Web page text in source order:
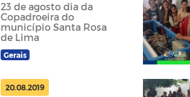
23 de agosto dia da
Copadroeira do
município Santa Rosa
de Lima
Gerais
20.08.2019